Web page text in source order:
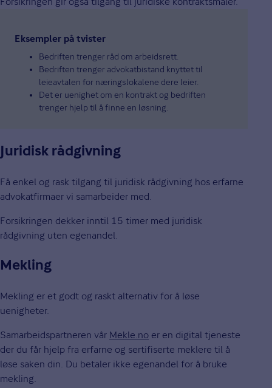
Eksempler på tvister
Bedriften trenger råd om arbeidsrett.
Bedriften trenger advokatbistand knyttet til
leieavtalen for næringslokalene dere leier.
Det er uenighet om en kontrakt og bedriften
trenger hjelp til å finne en løsning.
Juridisk rådgivning
Få enkel og rask tilgang til juridisk rådgivning hos erfarne
advokatfirmaer vi samarbeider med.
Forsikringen dekker inntil 15 timer med juridisk
rådgivning uten egenandel.
Mekling
Mekling er et godt og raskt alternativ for å løse
uenigheter.
Samarbeidspartneren vår Mekle.no er en digital tjeneste
der du får hjelp fra erfarne og sertifiserte meklere til å
løse saken din. Du betaler ikke egenandel for å bruke
mekling.